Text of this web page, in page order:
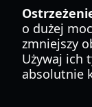
o dużej
zmniejszy
Używaj ich
absolutnie